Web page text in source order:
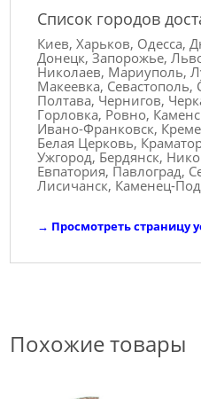
Список городов
Киев, Харьков, Одесса,
Донецк, Запорожье,
Николаев, Мариуполь,
Макеевка,
Полтава, Чернигов,
Горловка, Ровно,
Ивано-Франковск,
Белая Церковь,
Ужгород, Бердянск,
Евпатория, Павлоград,
Лисичанск, Каменец-
→ Просмотреть страницу
Похожие товары